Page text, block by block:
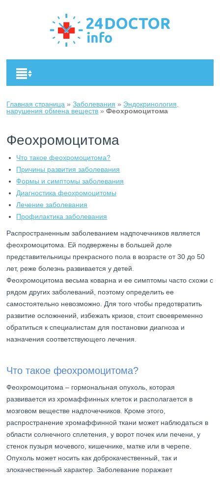
Главная страница »Заболевания » Эндокринология,
нарушения обмена веществ »Феохромоцитома
Феохромоцитома
Что такое феохромоцитома?
Причины развития заболевания
Формы и симптомы заболевания
Диагностика феохромоцитомы
Лечение заболевания
Профилактика заболевания
Распространенным заболеванием надпочечников является
феохромоцитома. Ей подвержены в большей доле
представительницы прекрасного пола в возрасте от 30 до 50
лет, реже болезнь развивается у детей.
Феохромоцитома весьма коварна и ее симптомы часто схожи с
рядом других заболеваний, поэтому определить ее
самостоятельно невозможно. Для того чтобы предотвратить
развитие осложнений, избежать кризов, стоит своевременно
обратиться к специалистам для постановки диагноза и
назначения соответствующего лечения.
Что такое феохромоцитома?
Феохромоцитома – гормональная опухоль, которая
развивается из хромаффинных клеток и располагается в
мозговом веществе надпочечников. Кроме этого,
распространение хромаффинной ткани может наблюдаться в
области солнечного сплетения, у ворот почек или печени, у
стенок пузыря мочевого, кишечнике, матке или в черепе.
Опухоль может носить как доброкачественный, так и
злокачественный характер. Заболевание поражает